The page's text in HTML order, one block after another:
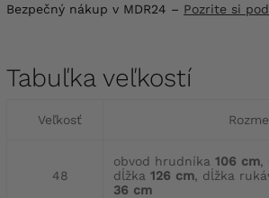
Bezpečný nákup v MDR24 – Pozrite si
Tabuľka veľkostí
Veľkosť
48
obvod hrudníka 106 cm,
dĺžka 126 cm, dĺžka
36 cm